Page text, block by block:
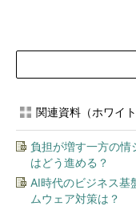
関連資料（ホワイト
負担が増す一方の
はどう進める？
AI時代のビジネス
ムウェア対策は？